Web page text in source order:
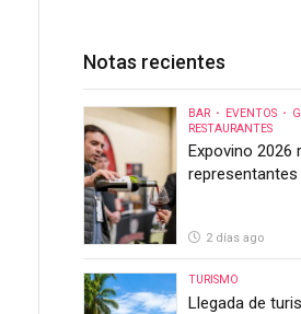
Notas recientes
BAR EVENTOS
RESTAURANTES
Expovino 2026
2 días ago
TURISMO
Llegada de